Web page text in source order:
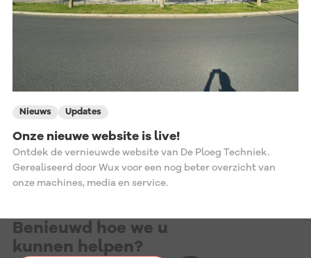
Nieuws Updates
Onze nieuwe website is live!
Ontdek de vernieuwde website van De Ploeg Techniek.
Gerealiseerd door Wux voor een nog beter overzicht van
onze machines, media en service.
Benieuwd hoe we u
kunnen helpen?